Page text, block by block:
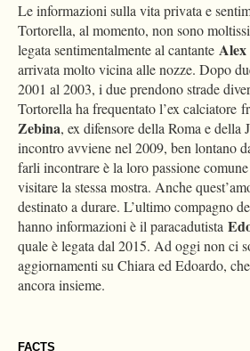
FACTS
Le informazioni sulla vita privata e
Tortorella, al momento, non sono
legata sentimentalmente al cantante
arrivata molto vicina alle nozze. Dopo
2001 al 2003, i due prendono strade
Tortorella ha frequentato l’ex calciatore
Zebina, ex difensore della Roma e della
incontro avviene nel 2009, ben lontano
farli incontrare è la loro passione
visitare la stessa mostra. Anche
destinato a durare. L’ultimo compagno
hanno informazioni è il paracadutista
quale è legata dal 2015. Ad oggi non ci
aggiornamenti su Chiara ed Edoardo,
ancora insieme.